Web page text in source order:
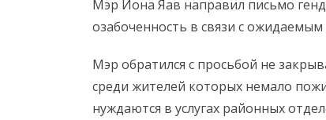
Мэр Йона Яав направил письмо
озабоченность в связи с
Мэр обратился с просьбой не
среди жителей которых немало
нуждаются в услугах районных